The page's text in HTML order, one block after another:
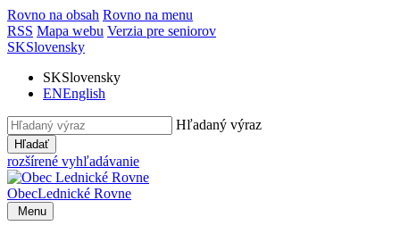
Rovno na obsah Rovno na menu
RSS Mapa webu Verzia pre seniorov
SKSlovensky
SKSlovensky
ENEnglish
Hľadaný výraz
Hľadať
rozšírené vyhľadávanie
ObecLednické Rovne
Menu